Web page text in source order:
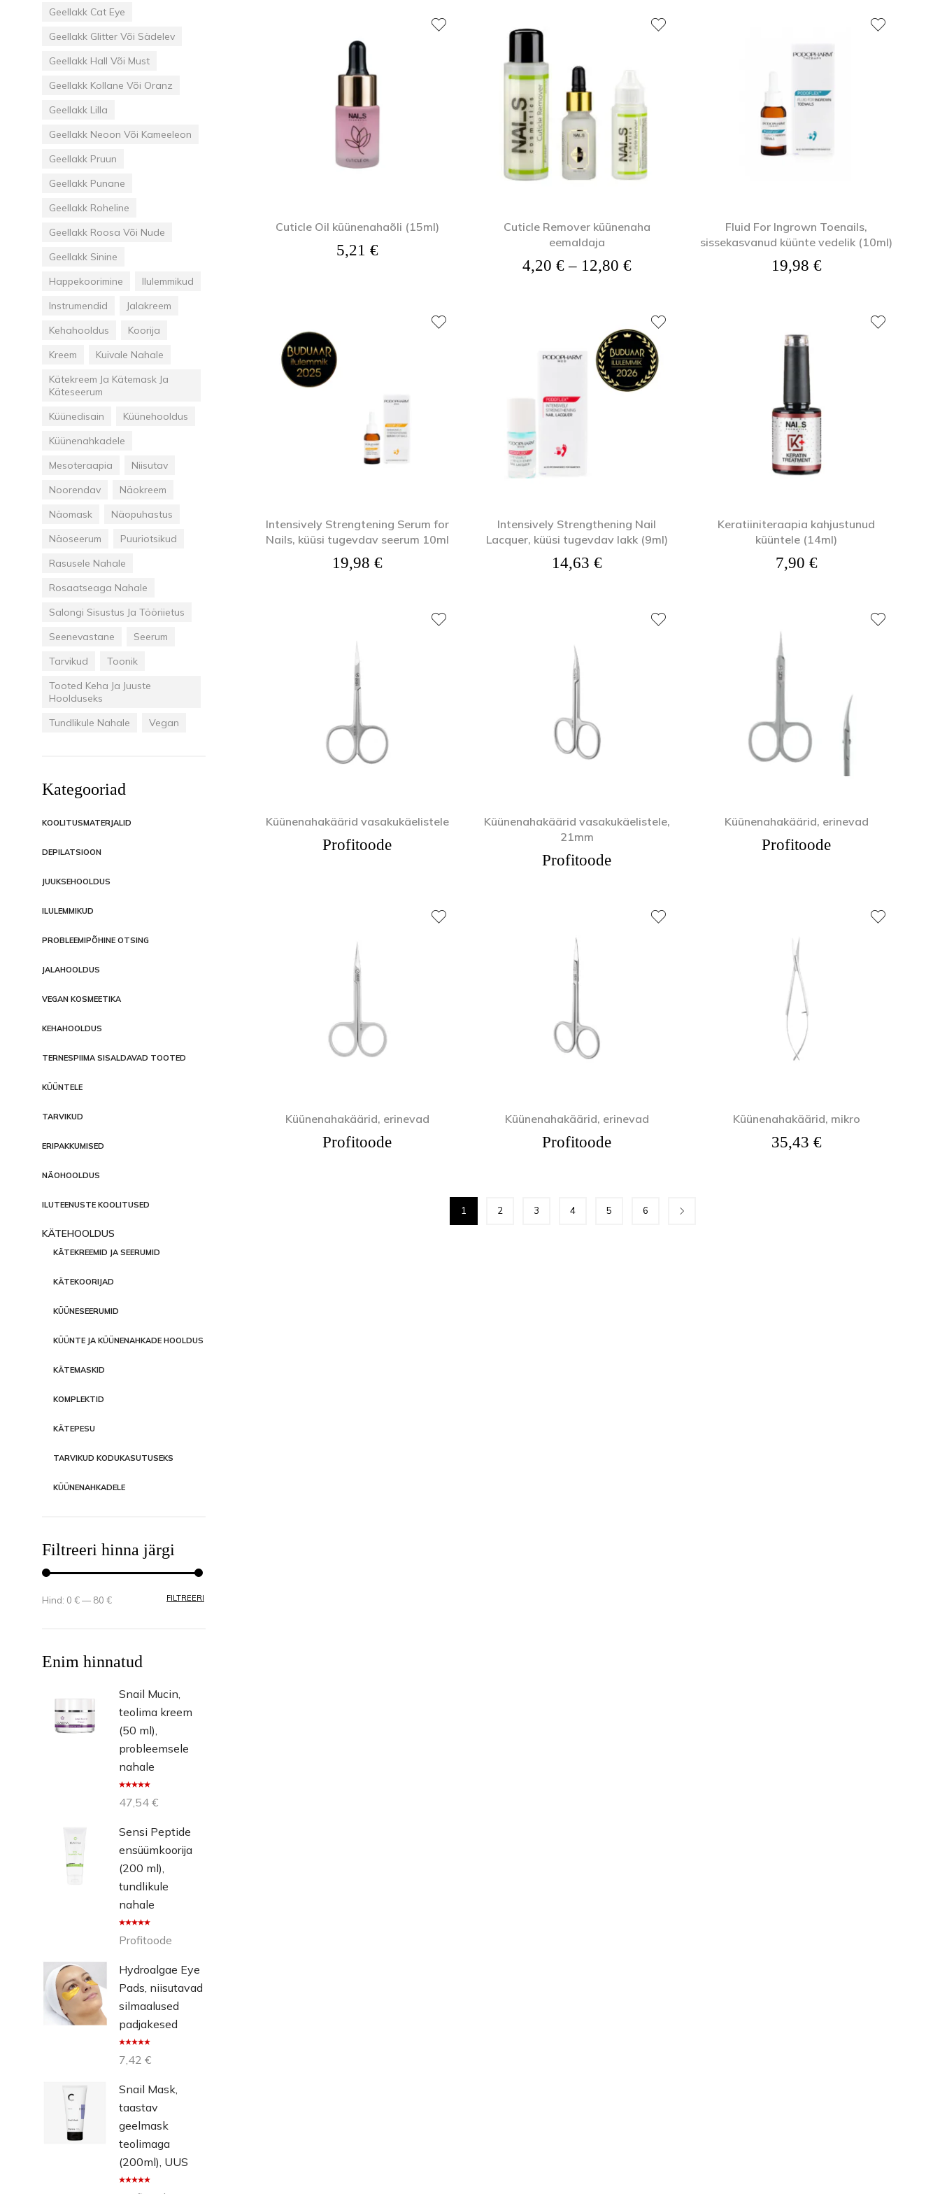
Bano Healthcare
AVA Laboratorium
Küünedisain
Viilid ja poleerid
Ühekordsed vahendid
Geellakk Cat Eye
Geellakk Glitter Või Sädelev
Geellakk Hall Või Must
Geellakk Kollane Või Oranz
Geellakk Lilla
Geellakk Neoon Või Kameeleon
Geellakk Pruun
Geellakk Punane
Geellakk Roheline
Geellakk Roosa Või Nude
Geellakk Sinine
Happekoorimine
Ilulemmikud
Instrumendid
Jalakreem
Kehahooldus
Koorija
Kreem
Kuivale Nahale
Kätekreem Ja Kätemask Ja
Käteseerum
Küünedisain
Küünehooldus
Küünenahkadele
Mesoteraapia
Niisutav
Noorendav
Näokreem
Näomask
Näopuhastus
Näoseerum
Puuriotsikud
Rasusele Nahale
Rosaatseaga Nahale
Salongi Sisustus Ja Tööriietus
Seenevastane
Seerum
Tarvikud
Toonik
Tooted Keha Ja Juuste
Hoolduseks
Tundlikule Nahale
Vegan
Kategooriad
KOOLITUSMATERJALID
DEPILATSIOON
JUUKSEHOOLDUS
ILULEMMIKUD
PROBLEEMIPÕHINE OTSING
JALAHOOLDUS
VEGAN KOSMEETIKA
KEHAHOOLDUS
TERNESPIIMA SISALDAVAD TOOTED
KÜÜNTELE
TARVIKUD
ERIPAKKUMISED
NÄOHOOLDUS
ILUTEENUSTE KOOLITUSED
KÄTEHOOLDUS
KÄTEKREEMID JA SEERUMID
KÄTEKOORIJAD
KÜÜNESEERUMID
KÜÜNTE JA KÜÜNENAHKADE HOOLDUS
KÄTEMASKID
KOMPLEKTID
KÄTEPESU
TARVIKUD KODUKASUTUSEKS
KÜÜNENAHKADELE
Filtreeri hinna järgi
MINIMAALNE HIND
MAKSIMAALNE HIND FILTREERI
Hind: 0 €— 80 €
Enim hinnatud
Snail Mucin,
teolima kreem
(50 ml),
probleemsele
nahale
a5.00 / 5
47,54 €
Sensi Peptide
ensüümkoorija
(200 ml),
tundlikule
nahale
a5.00 / 5
Profitoode
Hydroalgae Eye
Pads, niisutavad
silmaalused
padjakesed
a5.00 / 5
7,42 €
Snail Mask,
taastav
geelmask
teolimaga
(200ml), UUS
Cuticle Oil küünenahaõli (15ml)
5,21 €
Cuticle Remover küünenaha
eemaldaja
4,20 € – 12,80 €Hinnavahemik: 4,20 € kuni 12,80 €
Fluid For Ingrown Toenails,
sissekasvanud küünte vedelik (10ml)
19,98 €
Intensively Strengtening Serum for
Nails, küüsi tugevdav seerum 10ml
19,98 €
Intensively Strengthening Nail
Lacquer, küüsi tugevdav lakk (9ml)
14,63 €
Keratiiniteraapia kahjustunud
küüntele (14ml)
7,90 €
Küünenahakäärid vasakukäelistele
Profitoode
Küünenahakäärid vasakukäelistele,
21mm
Profitoode
Küünenahakäärid, erinevad
Profitoode
Küünenahakäärid, erinevad
Profitoode
Küünenahakäärid, erinevad
Profitoode
Küünenahakäärid, mikro
35,43 €
1 2 3 4 5 6